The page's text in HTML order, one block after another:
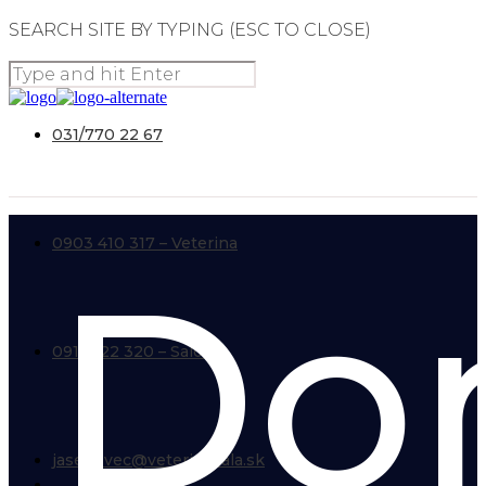
SEARCH SITE BY TYPING (ESC TO CLOSE)
031/770 22 67
0903 410 317 – Veterina
0918 122 320 – Salón
jasenovec@veterinasala.sk